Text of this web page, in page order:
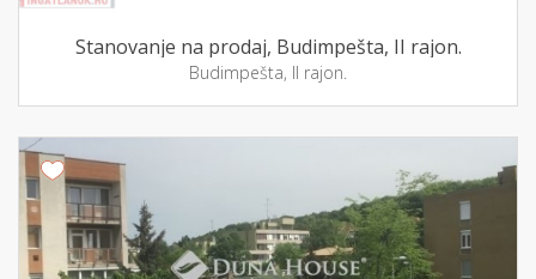
Stanovanje na prodaj, Budimpešta, II rajon.
Budimpešta, II rajon.